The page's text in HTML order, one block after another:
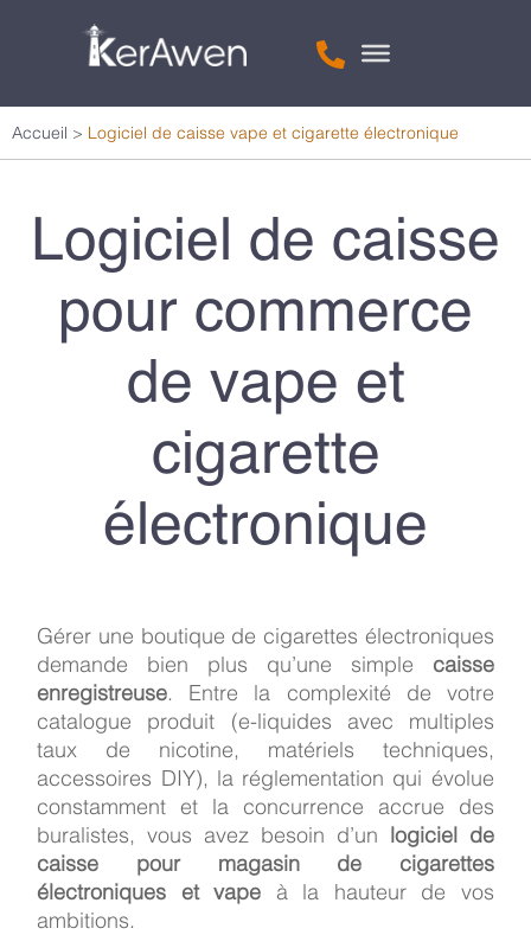
Accueil > Logiciel de caisse vape et cigarette électronique
Logiciel de caisse
pour commerce
de vape et
cigarette
électronique
Gérer une boutique de cigarettes électroniques
demande bien plus qu’une simple caisse
enregistreuse. Entre la complexité de votre
catalogue produit (e-liquides avec multiples
taux de nicotine, matériels techniques,
accessoires DIY), la réglementation qui évolue
constamment et la concurrence accrue des
buralistes, vous avez besoin d’un logiciel de
caisse pour magasin de cigarettes
électroniques et vape à la hauteur de vos
ambitions.